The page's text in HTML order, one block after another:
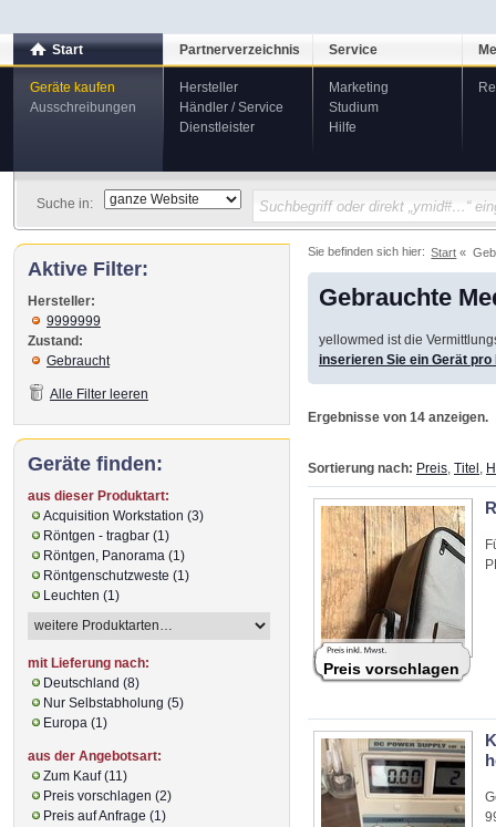
Start
Geräte kaufen
Ausschreibungen
Partnerverzeichnis
Hersteller
Händler / Service
Dienstleister
Service
Marketing
Studium
Hilfe
Suche in:
Sie befinden sich hier: Start
Gebrauchte
yellowmed ist die
inserieren Sie ein Gerät
Ergebnisse von 14 anzeigen.
Sortierung nach: Preis Titel
Preis vorschlagen
Aktive Filter:
Hersteller:
9999999
Zustand:
Gebraucht
Alle Filter leeren
Geräte finden:
aus dieser Produktart:
Acquisition Workstation (3)
Röntgen - tragbar (1)
Röntgen, Panorama (1)
Röntgenschutzweste (1)
Leuchten (1)
mit Lieferung nach:
Deutschland (8)
Nur Selbstabholung (5)
Europa (1)
aus der Angebotsart:
Zum Kauf (11)
Preis vorschlagen (2)
Preis auf Anfrage (1)